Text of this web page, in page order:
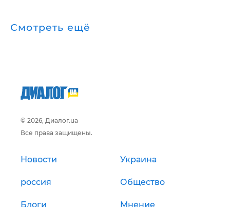
Смотреть ещё
© 2026, Диалог.ua
Все права защищены.
Новости Украина
россия Общество
Блоги Мнение